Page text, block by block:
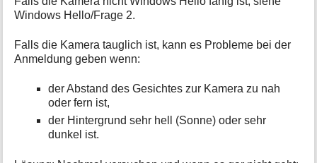
Windows Hello/Frage 2.
Falls die Kamera tauglich ist, kann es Probleme bei der
Anmeldung geben wenn:
der Abstand des Gesichtes zur Kamera zu nah
oder fern ist,
der Hintergrund sehr hell (Sonne) oder sehr
dunkel ist.